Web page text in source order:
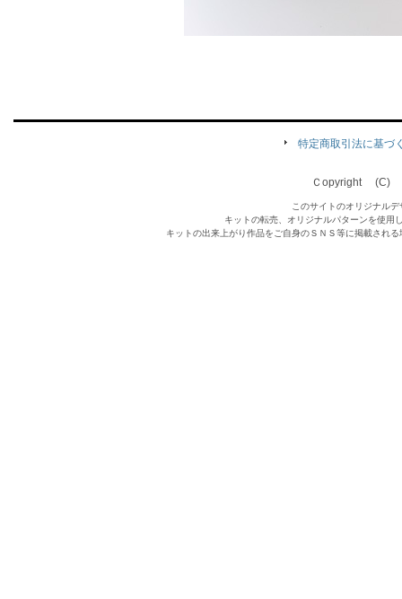
特定商取引法に基づ
Ｃopyright (C)
このサイトのオリジナル
キットの転売、オリジナルパターンを使用
キットの出来上がり作品をご自身のＳＮＳ等に掲載され